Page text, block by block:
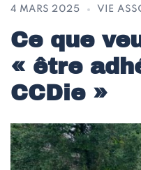
4 MARS 2025 VIE
Ce que
« être
CCDie »